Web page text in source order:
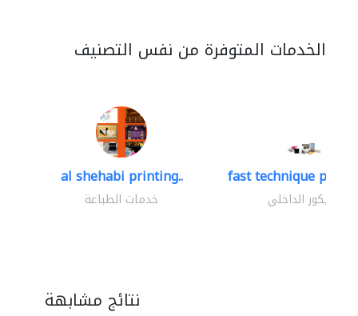
الخدمات المتوفرة من نفس التصنيف
al shehabi printing..
خدمات الطباعة
fast technique pre-
الديكور الداخلي
نتائج مشابهة